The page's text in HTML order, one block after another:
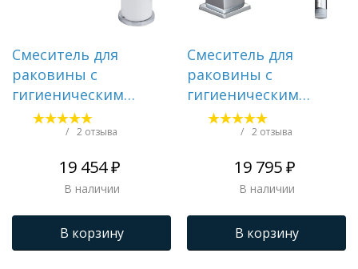
Смеситель для
раковины с
гигиеническим
душем GAPPO G1048-
/ 2 отзыва
19 454 ₽
В наличии
В корзину
Смеситель для
раковины с
гигиеническим
душем GAPPO G1207
/ 2 отзыва
19 795 ₽
В наличии
В корзину